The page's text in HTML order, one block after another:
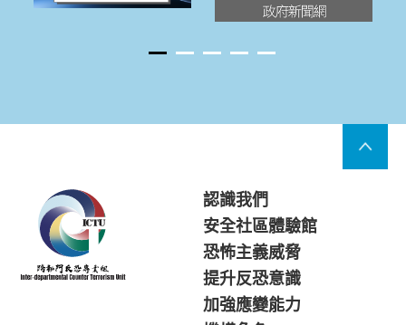
認識我們
安全社區體驗館
恐怖主義威脅
提升反恐意識
加強應變能力